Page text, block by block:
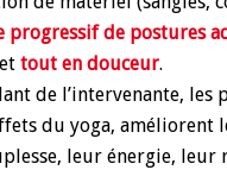
progressif de postures
ettout en douceur.
de l’intervenante, les
du yoga, améliorent
leur énergie, leur